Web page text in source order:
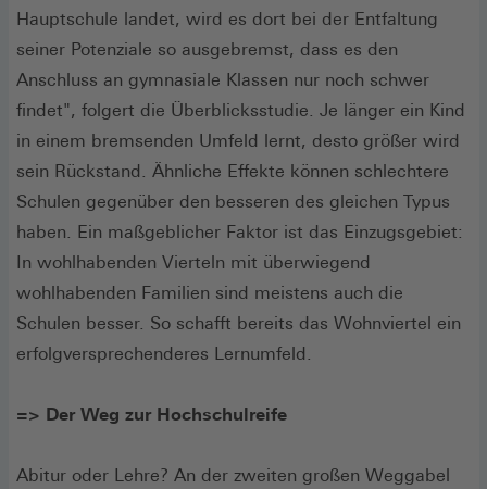
Hauptschule landet, wird es dort bei der Entfaltung
seiner Potenziale so ausgebremst, dass es den
Anschluss an gymnasiale Klassen nur noch schwer
findet", folgert die Überblicksstudie. Je länger ein Kind
in einem bremsenden Umfeld lernt, desto größer wird
sein Rückstand. Ähnliche Effekte können schlechtere
Schulen gegenüber den besseren des gleichen Typus
haben. Ein maßgeblicher Faktor ist das Einzugsgebiet:
In wohlhabenden Vierteln mit überwiegend
wohlhabenden Familien sind meistens auch die
Schulen besser. So schafft bereits das Wohnviertel ein
erfolgversprechenderes Lernumfeld.
=> Der Weg zur Hochschulreife
Abitur oder Lehre? An der zweiten großen Weggabel